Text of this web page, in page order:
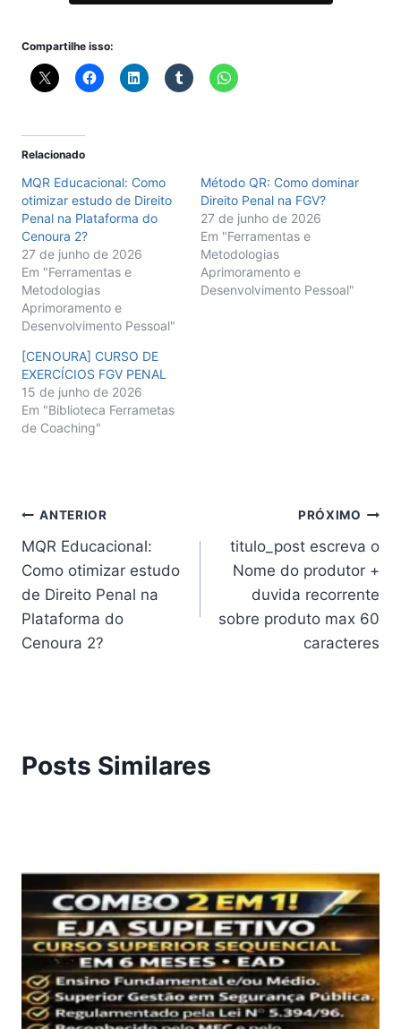
Compartilhe isso:
Relacionado
MQR Educacional: Como
otimizar estudo de Direito
Penal na Plataforma do
Cenoura 2?
27 de junho de 2026
Em "Ferramentas e
Metodologias
Aprimoramento e
Desenvolvimento Pessoal"
Método QR: Como dominar
Direito Penal na FGV?
27 de junho de 2026
Em "Ferramentas e
Metodologias
Aprimoramento e
Desenvolvimento Pessoal"
[CENOURA] CURSO DE
EXERCÍCIOS FGV PENAL
15 de junho de 2026
Em "Biblioteca Ferrametas
de Coaching"
Navegação
de
Post
ANTERIOR
MQR Educacional:
Como otimizar estudo
de Direito Penal na
Plataforma do
Cenoura 2?
PRÓXIMO
titulo_post escreva o
Nome do produtor +
duvida recorrente
sobre produto max 60
caracteres
Posts Similares